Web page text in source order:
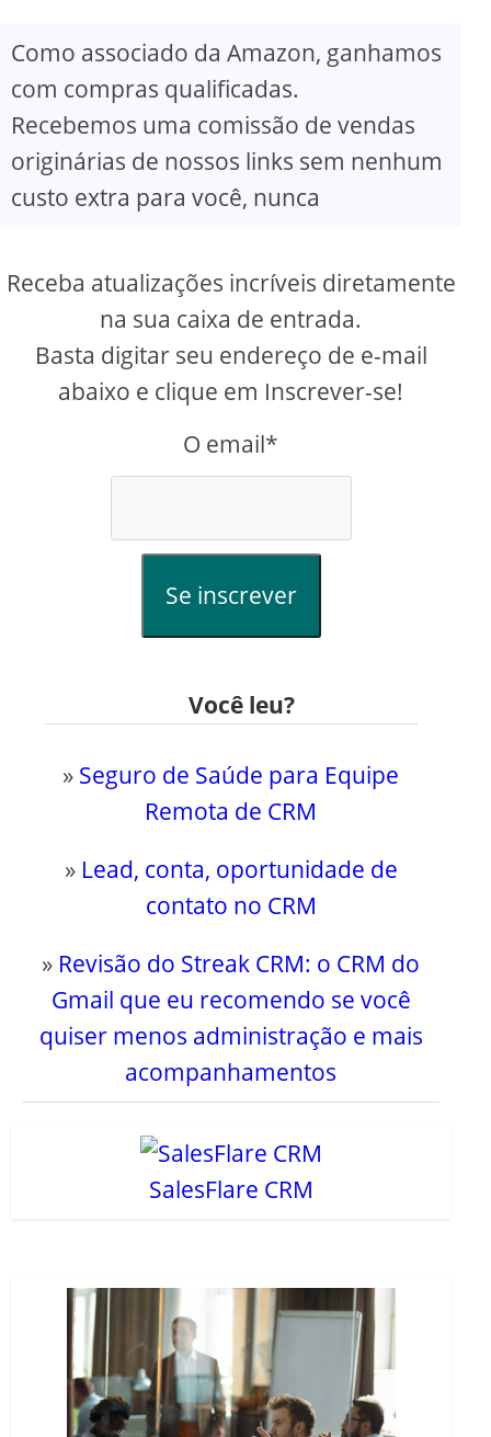
Como associado da Amazon, ganhamos
com compras qualificadas.
Recebemos uma comissão de vendas
originárias de nossos links sem nenhum
custo extra para você, nunca
Receba atualizações incríveis diretamente
na sua caixa de entrada.
Basta digitar seu endereço de e-mail
abaixo e clique em Inscrever-se!
O email*
Se inscrever
Você leu?
» Seguro de Saúde para Equipe
Remota de CRM
» Lead, conta, oportunidade de
contato no CRM
» Revisão do Streak CRM: o CRM do
Gmail que eu recomendo se você
quiser menos administração e mais
acompanhamentos
SalesFlare CRM